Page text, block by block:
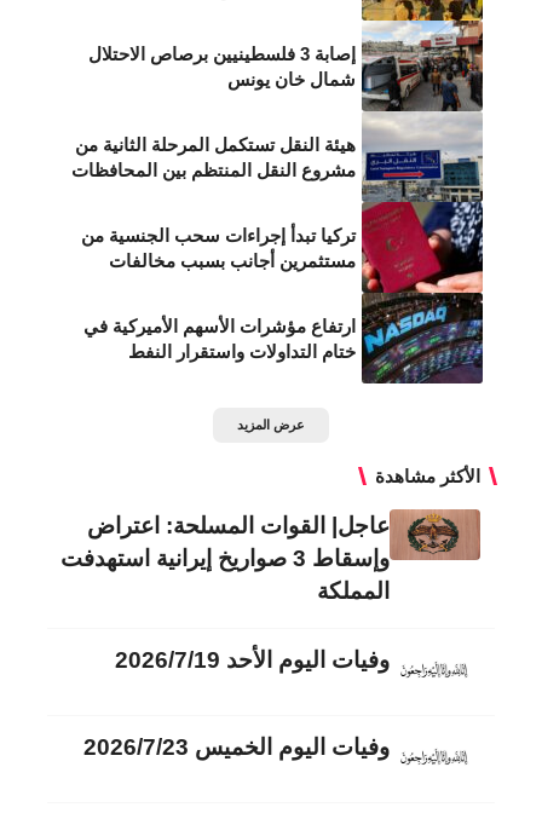
إصابة 3 فلسطينيين برصاص الاحتلال
شمال خان يونس
هيئة النقل تستكمل المرحلة الثانية من
مشروع النقل المنتظم بين المحافظات
تركيا تبدأ إجراءات سحب الجنسية من
مستثمرين أجانب بسبب مخالفات
ارتفاع مؤشرات الأسهم الأميركية في
ختام التداولات واستقرار النفط
عرض المزيد
الأكثر مشاهدة
عاجل| القوات المسلحة: اعتراض
وإسقاط 3 صواريخ إيرانية استهدفت
المملكة
وفيات اليوم الأحد 2026/7/19
وفيات اليوم الخميس 2026/7/23